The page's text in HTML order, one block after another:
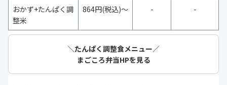
おかず+たんぱく調
整米
864円(税込)～ - -
＼たんぱく調整食メニュー／
まごころ弁当HPを見る